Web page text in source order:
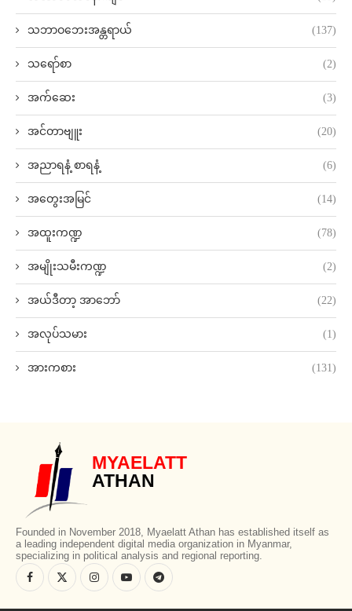
သဘာဝဘေးအန္တရာယ် (137)
သရော်စာ (2)
အက်ဆေး (3)
အင်တာဗျူး (20)
အညာရနံ့ စာရနံ့ (6)
အတွေးအမြင် (14)
အထူးကဏ္ဍ (78)
အမျိုးသမီးကဏ္ဍ (2)
အယ်ဒီတာ့ အာဘော် (22)
အလုပ်သမား (1)
အားကစား (131)
MYAELATT
ATHAN
Founded in November 2018, Myaelatt Athan has established itself as
a leading independent digital media organization in Myanmar,
specializing in political analysis and regional reporting.